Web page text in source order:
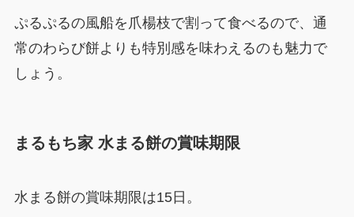
ぷるぷるの風船を爪楊枝で割って食べるので、通
常のわらび餅よりも特別感を味わえるのも魅力で
しょう。
まるもち家 水まる餅の賞味期限
水まる餅の賞味期限は15日。